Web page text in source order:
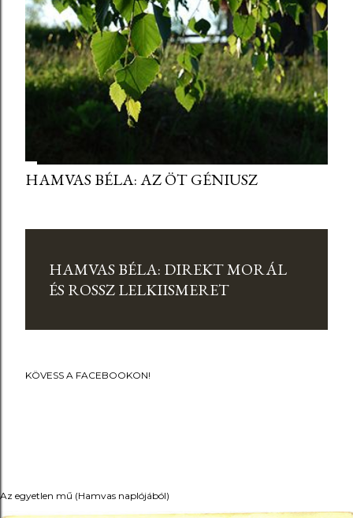
HAMVAS BÉLA: AZ ÖT GÉNIUSZ
HAMVAS BÉLA: DIREKT MORÁL
ÉS ROSSZ LELKIISMERET
KÖVESS A FACEBOOKON!
Az egyetlen mű (Hamvas naplójából)